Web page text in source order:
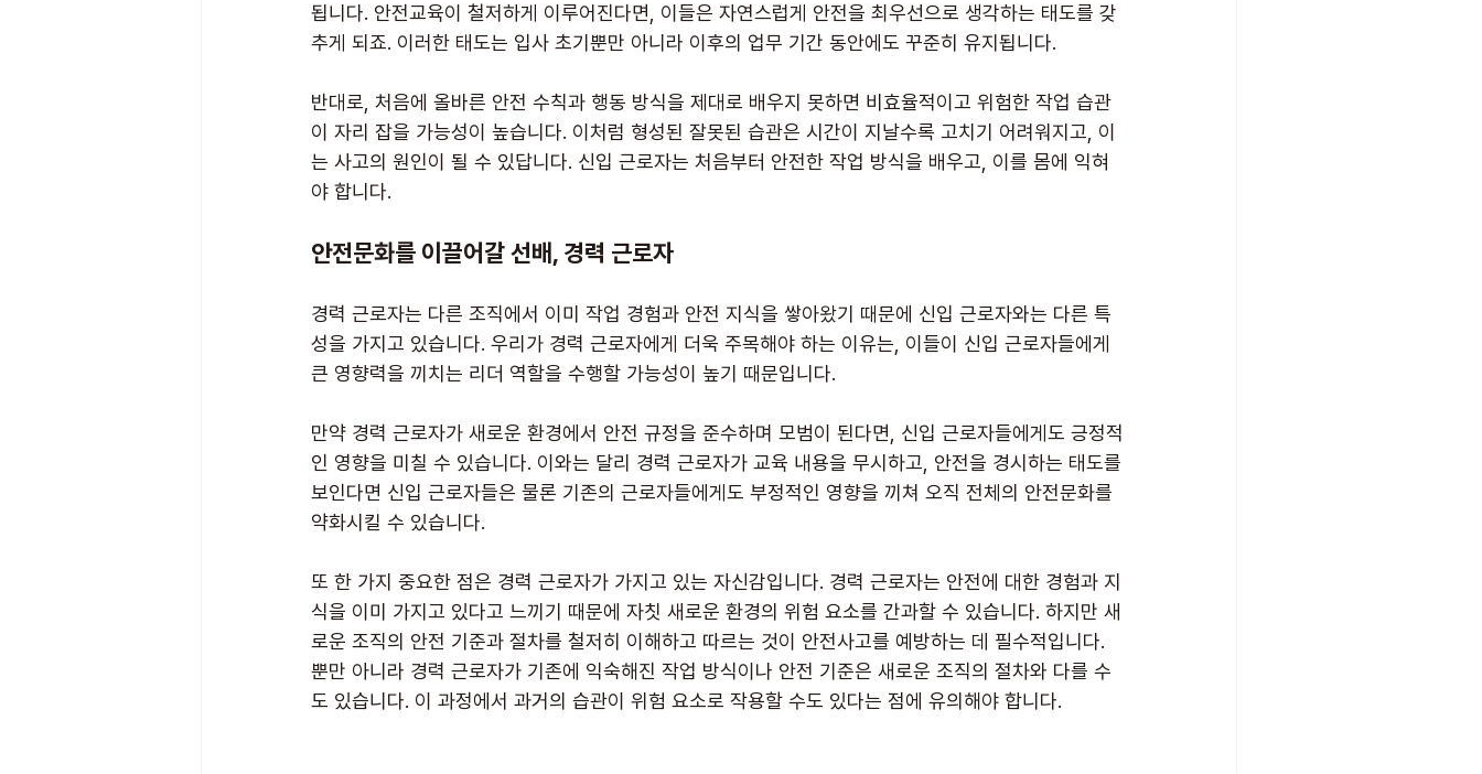
됩니다. 안전교육이 철저하게 이루어진다면, 이들은 자연스럽게 안전을 최우선으로 생각하는 태도를 갖
추게 되죠. 이러한 태도는 입사 초기뿐만 아니라 이후의 업무 기간 동안에도 꾸준히 유지됩니다.
반대로, 처음에 올바른 안전 수칙과 행동 방식을 제대로 배우지 못하면 비효율적이고 위험한 작업 습관
이 자리 잡을 가능성이 높습니다. 이처럼 형성된 잘못된 습관은 시간이 지날수록 고치기 어려워지고, 이
는 사고의 원인이 될 수 있답니다. 신입 근로자는 처음부터 안전한 작업 방식을 배우고, 이를 몸에 익혀
야 합니다.
안전문화를 이끌어갈 선배, 경력 근로자
경력 근로자는 다른 조직에서 이미 작업 경험과 안전 지식을 쌓아왔기 때문에 신입 근로자와는 다른 특
성을 가지고 있습니다. 우리가 경력 근로자에게 더욱 주목해야 하는 이유는, 이들이 신입 근로자들에게
큰 영향력을 끼치는 리더 역할을 수행할 가능성이 높기 때문입니다.
만약 경력 근로자가 새로운 환경에서 안전 규정을 준수하며 모범이 된다면, 신입 근로자들에게도 긍정적
인 영향을 미칠 수 있습니다. 이와는 달리 경력 근로자가 교육 내용을 무시하고, 안전을 경시하는 태도를
보인다면 신입 근로자들은 물론 기존의 근로자들에게도 부정적인 영향을 끼쳐 오직 전체의 안전문화를
약화시킬 수 있습니다.
또 한 가지 중요한 점은 경력 근로자가 가지고 있는 자신감입니다. 경력 근로자는 안전에 대한 경험과 지
식을 이미 가지고 있다고 느끼기 때문에 자칫 새로운 환경의 위험 요소를 간과할 수 있습니다. 하지만 새
로운 조직의 안전 기준과 절차를 철저히 이해하고 따르는 것이 안전사고를 예방하는 데 필수적입니다.
뿐만 아니라 경력 근로자가 기존에 익숙해진 작업 방식이나 안전 기준은 새로운 조직의 절차와 다를 수
도 있습니다. 이 과정에서 과거의 습관이 위험 요소로 작용할 수도 있다는 점에 유의해야 합니다.